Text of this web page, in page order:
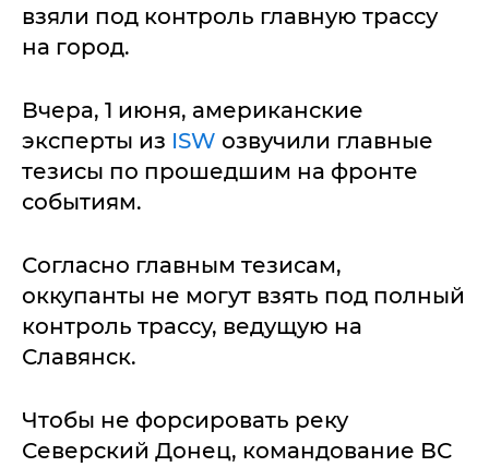
взяли под контроль главную трассу
на город.
Вчера, 1 июня, американские
эксперты из ISW озвучили главные
тезисы по прошедшим на фронте
событиям.
Согласно главным тезисам,
оккупанты не могут взять под полный
контроль трассу, ведущую на
Славянск.
Чтобы не форсировать реку
Северский Донец, командование ВС